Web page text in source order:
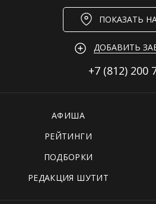
ПОКАЗАТЬ
ДОБАВИТЬ
+7 (812) 200
АФИША
РЕЙТИНГИ
ПОДБОРКИ
РЕДАКЦИЯ ШУТИТ